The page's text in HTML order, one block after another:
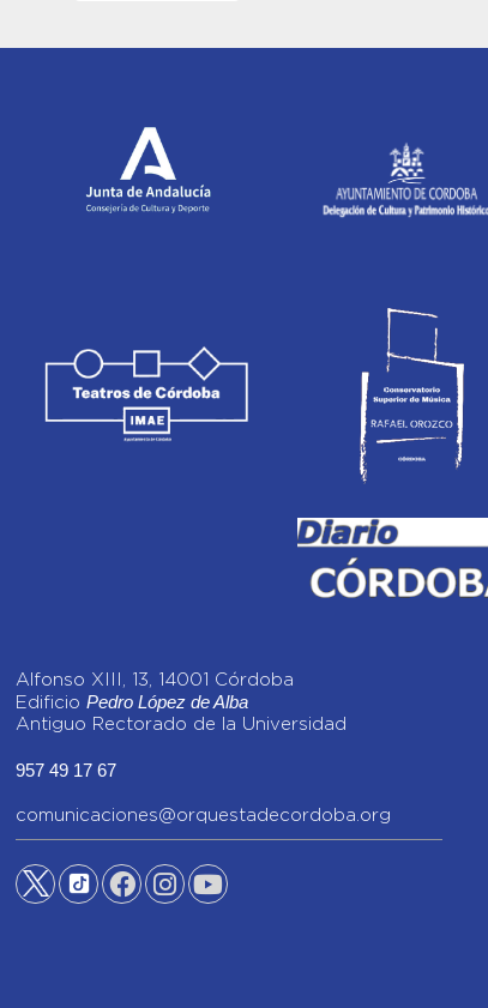
Alfonso XIII, 13, 14001 Córdoba
Edificio Pedro López de Alba
Antiguo Rectorado de la Universidad
957 49 17 67
comunicaciones@orquestadecordoba.org